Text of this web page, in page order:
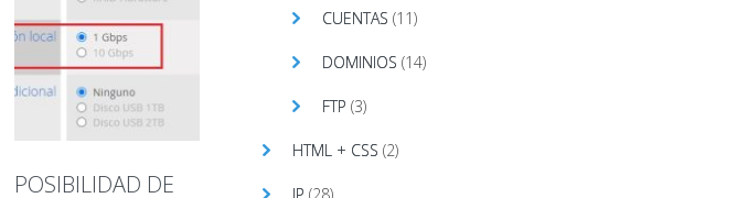
POSIBILIDAD DE
CUENTAS (11)
DOMINIOS (14)
FTP (3)
HTML + CSS (2)